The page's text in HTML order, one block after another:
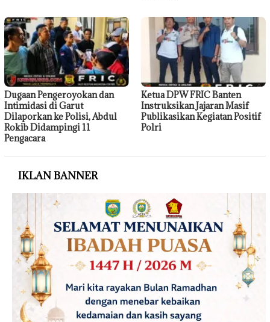
Dugaan Pengeroyokan dan
Intimidasi di Garut
Dilaporkan ke Polisi, Abdul
Rokib Didampingi 11
Pengacara
Ketua DPW FRIC Banten
Instruksikan Jajaran Masif
Publikasikan Kegiatan Positif
Polri
IKLAN BANNER